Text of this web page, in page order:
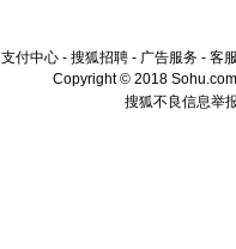
支付中心 - 搜狐招聘 - 广告服务 - 客
Copyright © 2018
搜狐不良信息举